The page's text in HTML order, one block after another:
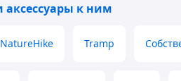
аксессуары к ним
NatureHike Tramp